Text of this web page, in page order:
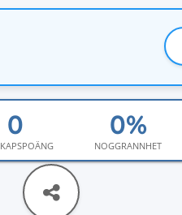
NOGGRANNHET